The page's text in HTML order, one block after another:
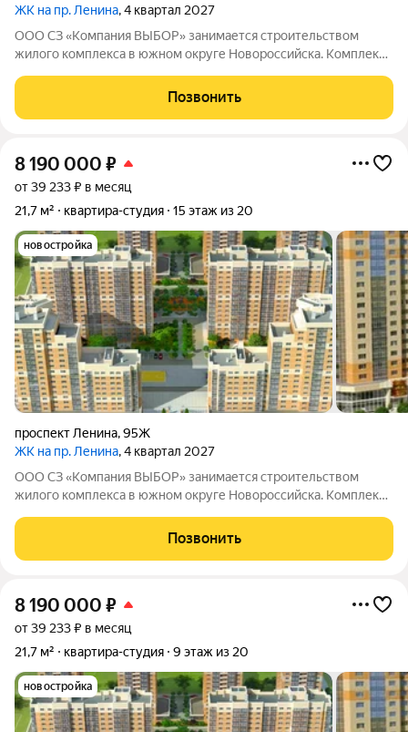
ЖК на пр. Ленина, 4 квартал 2027
ООО СЗ «Компания ВЫБОР» занимается строительством
жилого комплекса в южном округе Новороссийска. Комплекс
творчества, в шаговой доступности от Суджукской косы.
Район отличается благоприятной
Позвонить
8 190 000 ₽
от 39 233 ₽ в месяц
21,7 м²
квартира-студия 15 этаж из 20
новостройка
проспект Ленина,95Ж
ЖК на пр. Ленина, 4 квартал 2027
ООО СЗ «Компания ВЫБОР» занимается строительством
жилого комплекса в южном округе Новороссийска. Комплекс
творчества, в шаговой доступности от Суджукской косы.
Район отличается благоприятной
Позвонить
8 190 000 ₽
от 39 233 ₽ в месяц
21,7 м²
квартира-студия 9 этаж из 20
новостройка